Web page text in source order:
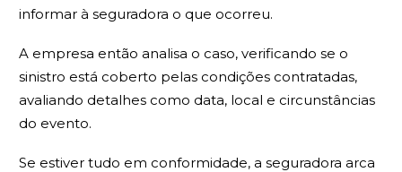
informar à seguradora o que ocorreu.
A empresa então analisa o caso, verificando se o
sinistro está coberto pelas condições contratadas,
avaliando detalhes como data, local e circunstâncias
do evento.
Se estiver tudo em conformidade, a seguradora arca